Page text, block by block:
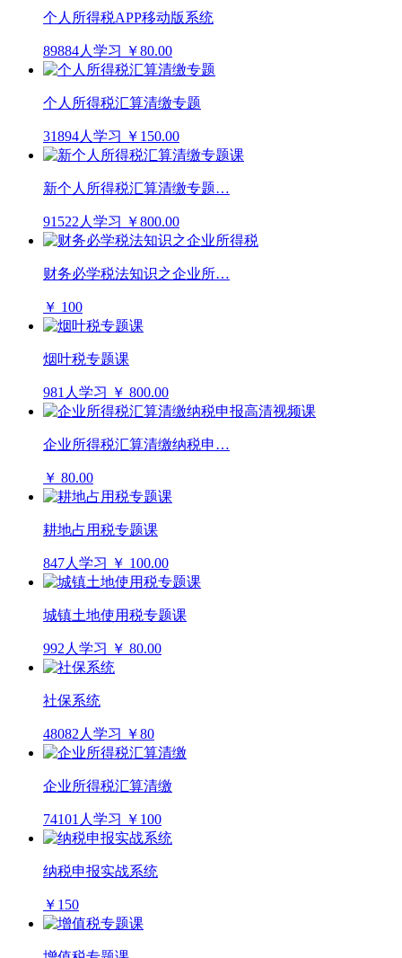
个人所得税APP移动版系统
89884人学习 ￥80.00
个人所得税汇算清缴专题
31894人学习 ￥150.00
新个人所得税汇算清缴专题…
91522人学习 ￥800.00
财务必学税法知识之企业所…
￥ 100
烟叶税专题课
981人学习 ￥ 800.00
企业所得税汇算清缴纳税申…
￥ 80.00
耕地占用税专题课
847人学习 ￥ 100.00
城镇土地使用税专题课
992人学习 ￥ 80.00
社保系统
48082人学习 ￥80
企业所得税汇算清缴
74101人学习 ￥100
纳税申报实战系统
￥150